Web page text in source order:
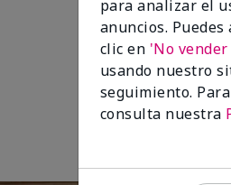
para analizar el
anuncios.
clic en 'No
usando nuestro
seguimiento.
consulta nuestra